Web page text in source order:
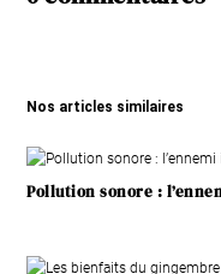
Nos articles similaires
Pollution sonore :